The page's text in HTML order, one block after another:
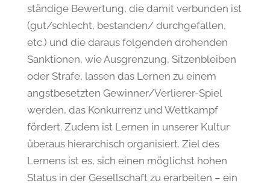
ständige Bewertung, die damit verbunden ist
(gut/schlecht, bestanden/ durchgefallen,
etc.) und die daraus folgenden drohenden
Sanktionen, wie Ausgrenzung, Sitzenbleiben
oder Strafe, lassen das Lernen zu einem
angstbesetzten Gewinner/Verlierer-Spiel
werden, das Konkurrenz und Wettkampf
fördert. Zudem ist Lernen in unserer Kultur
überaus hierarchisch organisiert. Ziel des
Lernens ist es, sich einen möglichst hohen
Status in der Gesellschaft zu erarbeiten – ein